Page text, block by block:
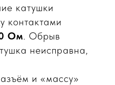
катушки
контактами
Ом. Обрыв
неисправна,
и «массу»